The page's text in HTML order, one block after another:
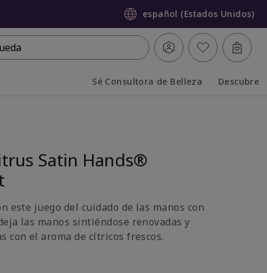
español (Estados Unidos)
Sé Consultora de Belleza Descubre
Satin Hands®
este juego del cuidado de las manos con
las manos sintiéndose renovadas y
con el aroma de cítricos frescos.